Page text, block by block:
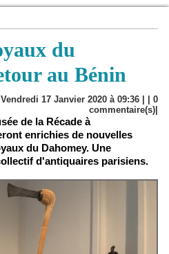
du
au Bénin
17 Janvier 2020 à 09:36 | | 0
commentaire(s)|
de la Récade à
enrichies de nouvelles
du Dahomey. Une
d'antiquaires parisiens.